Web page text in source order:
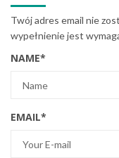
Twój adres email nie
wypełnienie jest
NAME*
EMAIL*